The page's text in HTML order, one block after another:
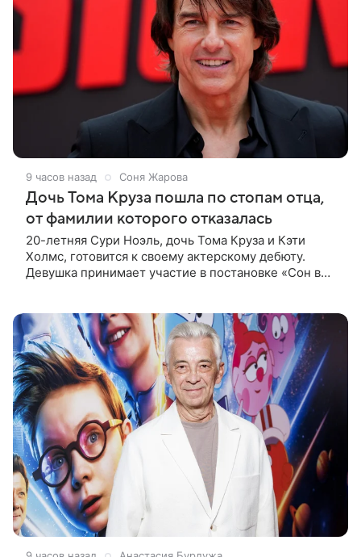
9 часов назад Соня Жарова
Дочь Тома Круза пошла по стопам отца,
от фамилии которого отказалась
20-летняя Сури Ноэль, дочь Тома Круза и Кэти
Холмс, готовится к своему актерскому дебюту.
Девушка принимает участие в постановке «Сон в